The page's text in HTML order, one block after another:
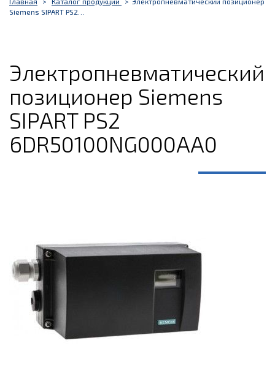
Siemens SIPART PS2…
Электропневматический
позиционер Siemens
SIPART PS2
6DR50100NG000AA0